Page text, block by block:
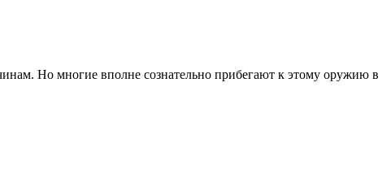
Но многие вполне сознательно прибегают к этому оружию в